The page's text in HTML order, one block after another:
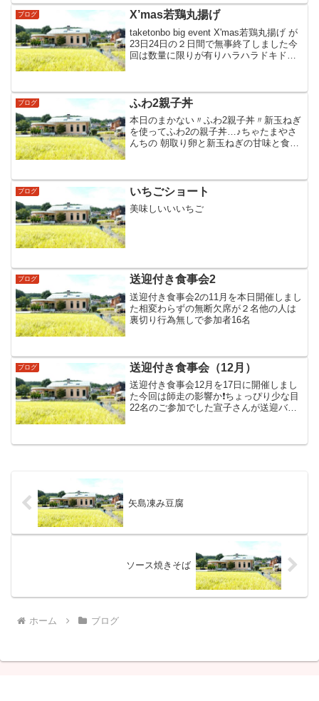
ブログ X’mas若鶏丸揚げ
taketonbo big event X'mas若鶏丸揚げ が
23日24日の２日間で無事終了しました今
回は数量に限りが有りハラハラドキドキ
ブログ ふわ2親子丼
本日のまかない〃ふわ2親子丼〃新玉ねぎ
を使ってふわ2の親子丼…♪ちゃたまやさ
んちの 朝取り卵と新玉ねぎの甘味と食感
ブログ いちごショート
美味しいいいちご
ブログ 送迎付き食事会2
送迎付き食事会2の11月を本日開催しまし
た相変わらずの無断欠席が２名他の人は
裏切り行為無しで参加者16名
ブログ 送迎付き食事会（12月）
送迎付き食事会12月を17日に開催しまし
た今回は師走の影響か❗ちょっぴり少な目
22名のご参加でした宣子さんが送迎バス
命取りに成ります気を付けましょう…♪生
矢島凍み豆腐
ソース焼きそば
ホーム ブログ